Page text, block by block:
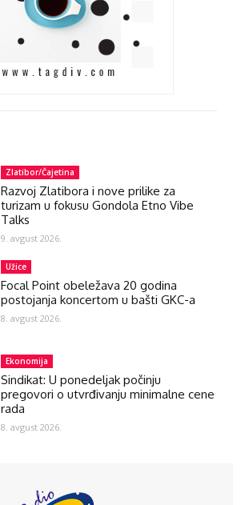
Zlatibor/Čajetina
Razvoj Zlatibora i nove prilike za
turizam u fokusu Gondola Etno Vibe
Talks
9. avgust 2026.
Užice
Focal Point obeležava 20 godina
postojanja koncertom u bašti GKC-a
8. avgust 2026.
Ekonomija
Sindikat: U ponedeljak počinju
pregovori o utvrđivanju minimalne cene
rada
8. avgust 2026.